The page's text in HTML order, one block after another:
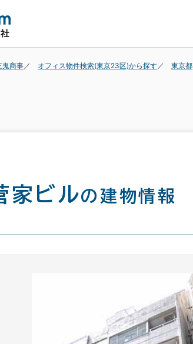
鬼商事 オフィス物件検索(東京23区)から探す 東京都
家ビルの建物情報